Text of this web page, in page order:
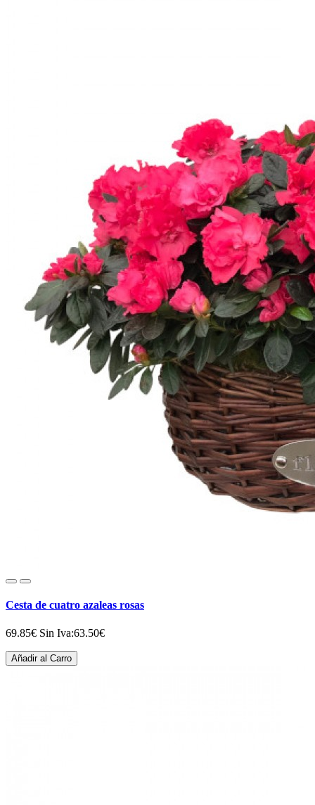
Cesta de cuatro azaleas rosas
69.85€ Sin Iva:63.50€
Añadir al Carro